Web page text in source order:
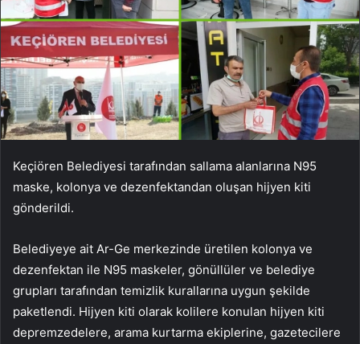
Keçiören Belediyesi tarafından sallama alanlarına N95
maske, kolonya ve dezenfektandan oluşan hijyen kiti
gönderildi.
Belediyeye ait Ar-Ge merkezinde üretilen kolonya ve
dezenfektan ile N95 maskeler, gönüllüler ve belediye
grupları tarafından temizlik kurallarına uygun şekilde
paketlendi. Hijyen kiti olarak kolilere konulan hijyen kiti
depremzedelere, arama kurtarma ekiplerine, gazetecilere